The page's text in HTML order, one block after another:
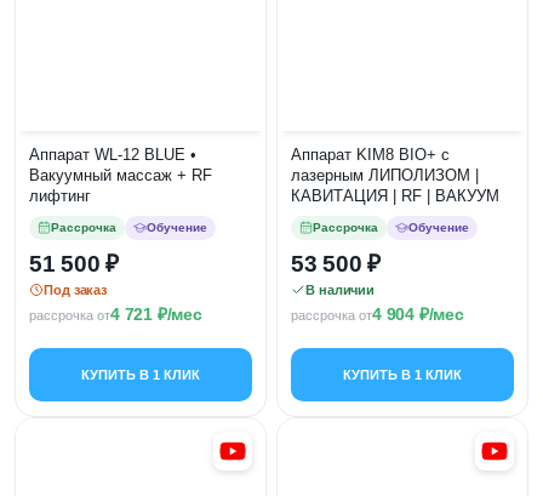
Аппарат WL-12 BLUE •
Вакуумный массаж + RF
лифтинг
Рассрочка Обучение
51 500
Под заказ
рассрочка от4 721 /мес
КУПИТЬ В 1 КЛИК
Аппарат KIM8 BIO+ с
лазерным ЛИПОЛИЗОМ |
КАВИТАЦИЯ | RF | ВАКУУМ
Рассрочка Обучение
53 500
В наличии
рассрочка от4 904 /мес
КУПИТЬ В 1 КЛИК